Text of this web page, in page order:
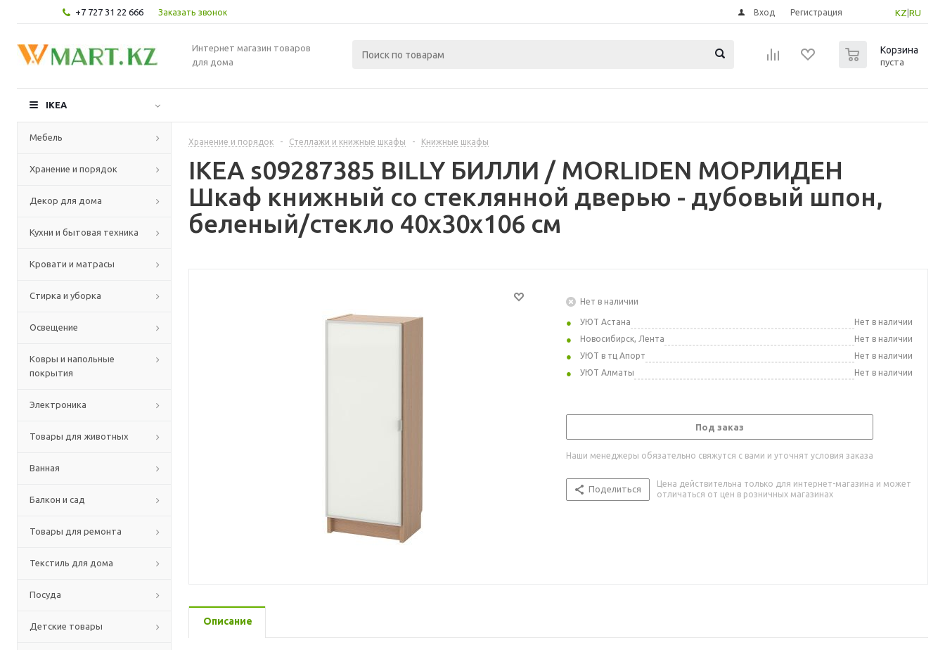
+7 727 31 22 666 Заказать звонок KZ RU
Вход Регистрация
Интернет магазин товаров
для дома
Корзина
пуста
IKEA
Мебель
Хранение и порядок
Декор для дома
Кухни и бытовая техника
Кровати и матрасы
Стирка и уборка
Освещение
Ковры и напольные
покрытия
Электроника
Товары для животных
Ванная
Балкон и сад
Товары для ремонта
Текстиль для дома
Посуда
Детские товары
Хранение и порядок - Стеллажи и книжные шкафы - Книжные шкафы
IKEA s09287385 BILLY БИЛЛИ / MORLIDEN МОРЛИДЕН
Шкаф книжный со стеклянной дверью - дубовый шпон,
беленый/стекло 40x30x106 см
Нет в наличии
УЮТ Астана
Нет в наличии
Новосибирск, Лента
Нет в наличии
УЮТ в тц Апорт
Нет в наличии
УЮТ Алматы
Нет в наличии
Под заказ
Наши менеджеры обязательно свяжутся с вами и уточнят условия заказа
Поделиться
Цена действительна только для интернет-магазина и может
отличаться от цен в розничных магазинах
Описание